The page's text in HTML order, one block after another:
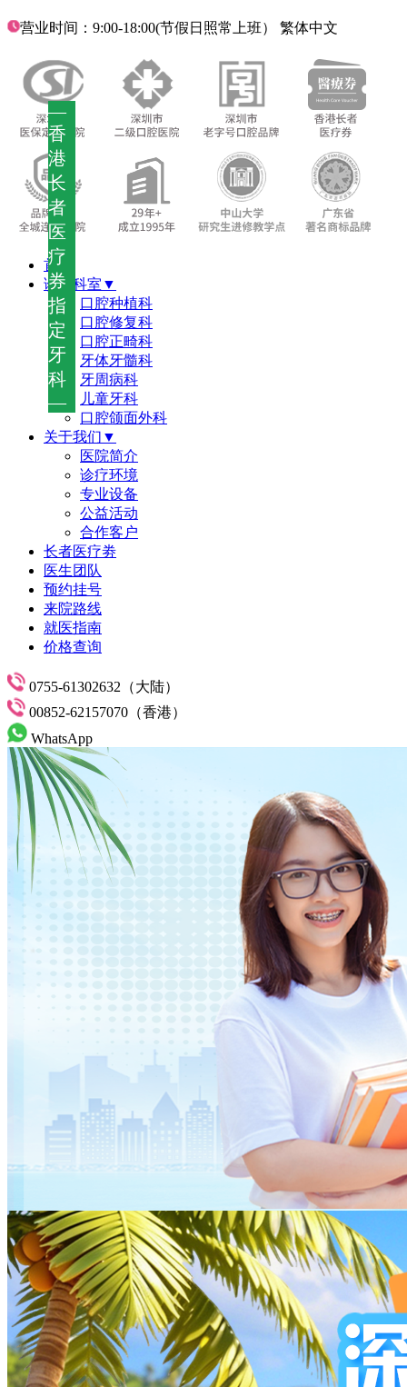
—
香
港
长
者
医
疗
券
指
定
牙
科
—
营业时间：9:00-18:00(节假日照常上班） 繁体中文
首页
诊疗科室▼
口腔种植科
口腔修复科
口腔正畸科
牙体牙髓科
牙周病科
儿童牙科
口腔颌面外科
关于我们▼
医院简介
诊疗环境
专业设备
公益活动
合作客户
长者医疗劵
医生团队
预约挂号
来院路线
就医指南
价格查询
0755-61302632（大陆）
00852-62157070（香港）
WhatsApp